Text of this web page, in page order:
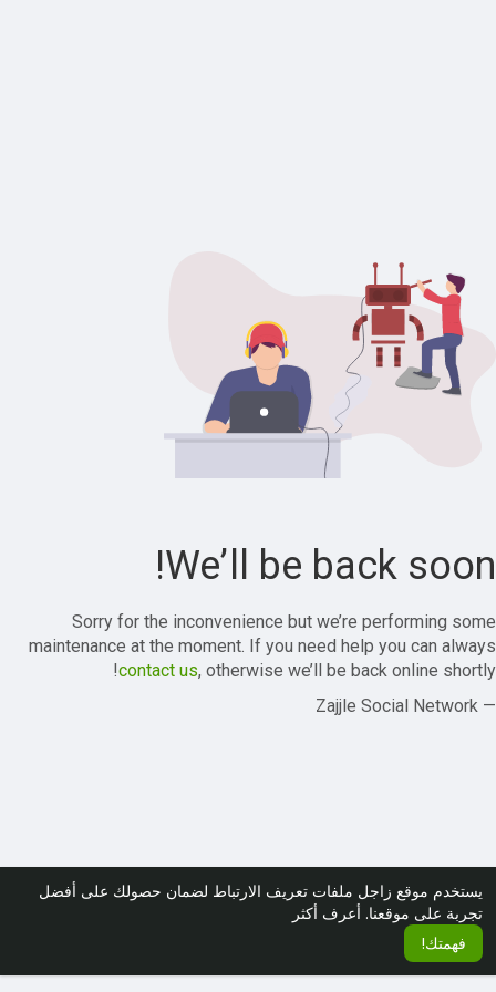
يستخدم موقع زاجل ملفات تعريف الارتباط لضمان حصولك على أفضل
تجربة على موقعنا. أعرف أكثر
فهمتك!
We’ll be back soon!
Sorry for the inconvenience but we’re performing some
maintenance at the moment. If you need help you can always
contact us, otherwise we’ll be back online shortly!
— Zajjle Social Network